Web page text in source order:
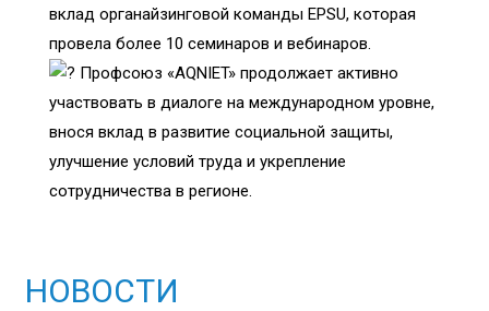
вклад органайзинговой команды EPSU, которая
провела более 10 семинаров и вебинаров.
Профсоюз «AQNIET» продолжает активно
участвовать в диалоге на международном уровне,
внося вклад в развитие социальной защиты,
улучшение условий труда и укрепление
сотрудничества в регионе.
НОВОСТИ